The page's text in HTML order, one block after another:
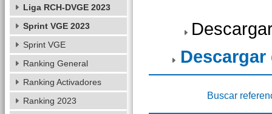
Descargar
Buscar
Liga RCH-DVGE 2023
Sprint VGE 2023
Sprint VGE
Ranking General
Ranking Activadores
Ranking 2023